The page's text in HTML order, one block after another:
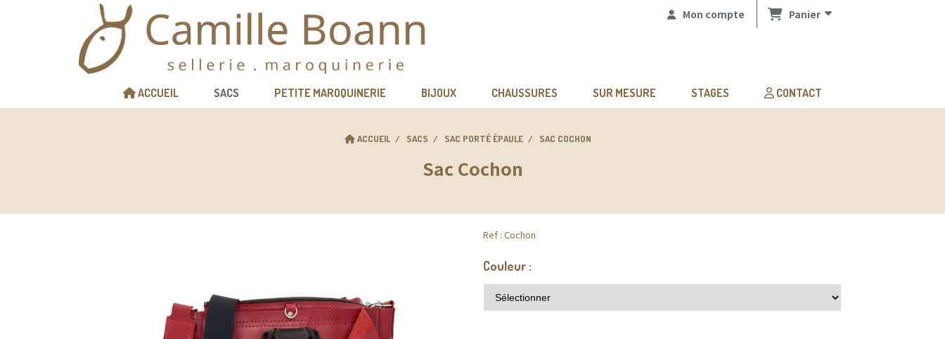
Mon compte Panier
ACCUEIL SACS PETITE MAROQUINERIE BIJOUX CHAUSSURES SUR MESURE STAGES CONTACT
ACCUEIL SACS SAC PORTÉ ÉPAULE SAC COCHON
Sac Cochon
Ref : Cochon
Couleur :
Panneau de gestion des cookies